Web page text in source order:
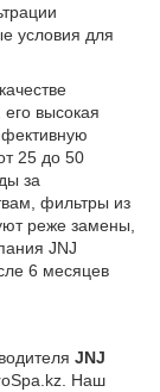
условия для
высокая
25 до 50
за
фильтры из
реже замены,
JNJ
6 месяцев
JNJ
Наш